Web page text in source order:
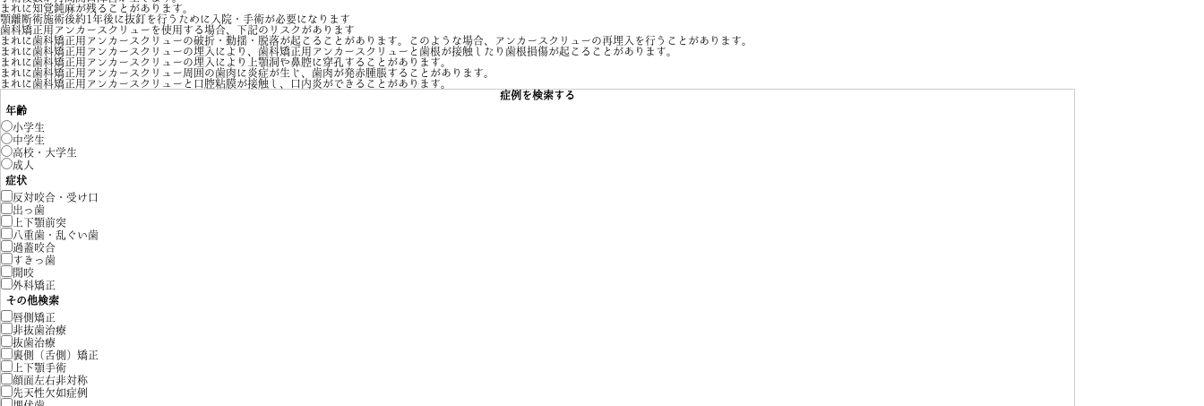
まれに知覚鈍麻が残ることがあります。
顎離断術施術後約1年後に抜釘を行うために入院・手術が必要になります
歯科矯正用アンカースクリューを使用する場合、下記のリスクがあります
まれに歯科矯正用アンカースクリューの破折・動揺・脱落が起こることがあります。このような場合、アンカースクリューの再埋入を行うことがあります。
まれに歯科矯正用アンカースクリューの埋入により、歯科矯正用アンカースクリューと歯根が接触したり歯根損傷が起こることがあります。
まれに歯科矯正用アンカースクリューの埋入により上顎洞や鼻腔に穿孔することがあります。
まれに歯科矯正用アンカースクリュー周囲の歯肉に炎症が生じ、歯肉が発赤腫脹することがあります。
まれに歯科矯正用アンカースクリューと口腔粘膜が接触し、口内炎ができることがあります。
症例を検索する
年齢
小学生
中学生
高校・大学生
成人
症状
反対咬合・受け口
出っ歯
上下顎前突
八重歯・乱ぐい歯
過蓋咬合
すきっ歯
開咬
外科矯正
その他検索
唇側矯正
非抜歯治療
抜歯治療
裏側（舌側）矯正
上下顎手術
顔面左右非対称
先天性欠如症例